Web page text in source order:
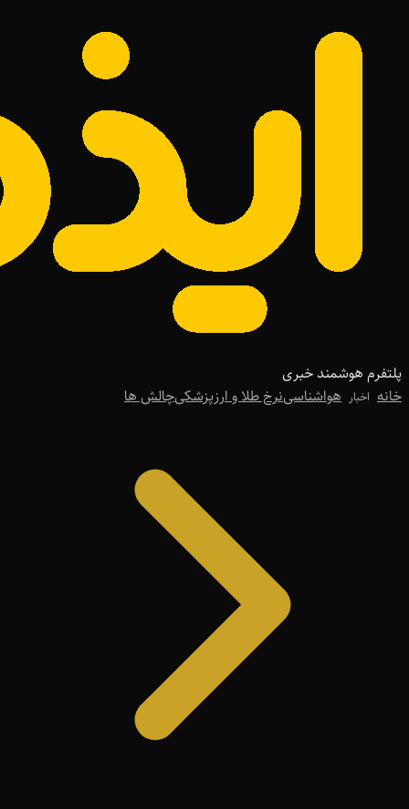
پلتفرم هوشمند خبری
خانه اخبار هواشناسینرخ طلا و ارزپزشکیچالش ها